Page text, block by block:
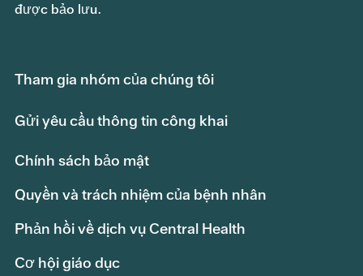
được bảo lưu.
Tham gia nhóm của chúng tôi
Gửi yêu cầu thông tin công khai
Chính sách bảo mật
Quyền và trách nhiệm của bệnh nhân
Phản hồi về dịch vụ Central Health
Cơ hội giáo dục